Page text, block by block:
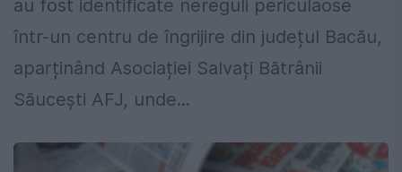
au fost identificate nereguli periculaose
într-un centru de îngrijire din județul Bacău,
aparținând Asociației Salvați Bătrânii
Săucești AFJ, unde...